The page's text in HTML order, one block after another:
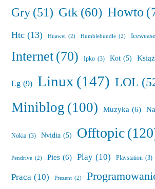
Gry(51) Gtk(60) Howto
Htc (13) Huawei (2) Humblebundle (2)
Internet(70) Ipko (3) Kot (5)
Lg (9) Linux(147) LOL
Miniblog (100) Muzyka (6)
Nokia (3) Nvidia (5) Offtopic
Pendrive (2) Pies (6) Play (10) Playstation (3)
Praca (10) Prezent (2)